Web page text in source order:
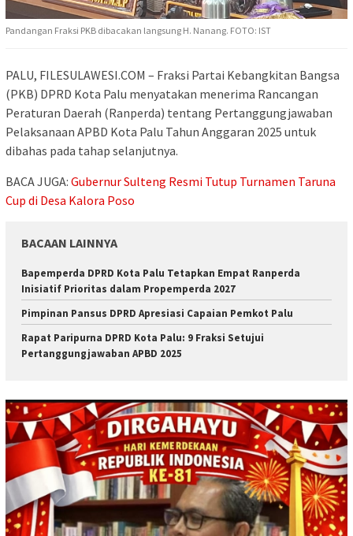
Pandangan Fraksi PKB dibacakan langsung H. Nanang. FOTO: IST
PALU, FILESULAWESI.COM – Fraksi Partai Kebangkitan Bangsa
(PKB) DPRD Kota Palu menyatakan menerima Rancangan
Peraturan Daerah (Ranperda) tentang Pertanggungjawaban
Pelaksanaan APBD Kota Palu Tahun Anggaran 2025 untuk
dibahas pada tahap selanjutnya.
BACA JUGA: Gubernur Sulteng Resmi Tutup Turnamen Taruna
Cup di Desa Kalora Poso
BACAAN LAINNYA
Bapemperda DPRD Kota Palu Tetapkan Empat Ranperda
Inisiatif Prioritas dalam Propemperda 2027
Pimpinan Pansus DPRD Apresiasi Capaian Pemkot Palu
Rapat Paripurna DPRD Kota Palu: 9 Fraksi Setujui
Pertanggungjawaban APBD 2025